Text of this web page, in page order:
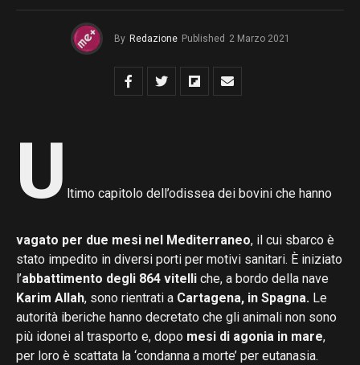
By Redazione Published 2 Marzo 2021
U ltimo capitolo dell’odissea dei bovini che hanno
vagato per due mesi nel Mediterraneo, il cui sbarco è
stato impedito in diversi porti per motivi sanitari. È iniziato
l’abbattimento degli 864 vitelli che, a bordo della nave
Karim Allah, sono rientrati a Cartagena, in Spagna. Le
autorità iberiche hanno decretato che gli animali non sono
più idonei al trasporto e, dopo mesi di agonia in mare,
per loro è scattata la ‘condanna a morte’ per eutanasia.